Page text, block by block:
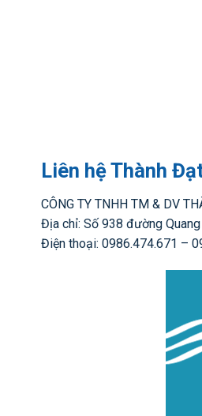
Liên hệ Thành
CÔNG TY TNHH TM & DV
Địa chỉ: Số 938 đường Quang
Điện thoại: 0986.474.671 –